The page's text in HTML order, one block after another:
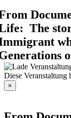
The
Diese Veranstaltung
×